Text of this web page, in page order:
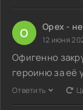
О Орех -
12 июня
Офигенно
героиню за её
Ответить